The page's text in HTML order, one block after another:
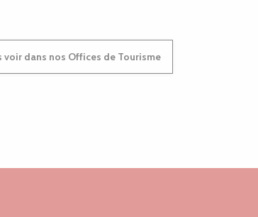
dans nos Offices de Tourisme